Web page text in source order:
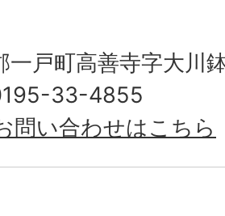
一戸町高善寺字大川
33-4855
問い合わせはこちら